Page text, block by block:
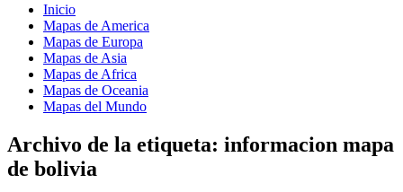
Inicio
Mapas de America
Mapas de Europa
Mapas de Asia
Mapas de Africa
Mapas de Oceania
Mapas del Mundo
Archivo de la etiqueta: informacion mapa
de bolivia